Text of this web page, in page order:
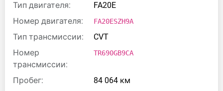
Тип двигателя:
FA20E
Номер двигателя:
FA20ESZH9A
Тип трансмиссии:
CVT
Номер
трансмиссии:
TR690GB9CA
Пробег:
84 064 км